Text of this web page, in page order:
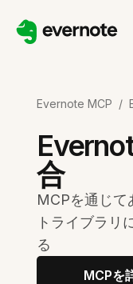
Evernote MCP /
合
MCPを通じて
トライブラリ
る
MCPを